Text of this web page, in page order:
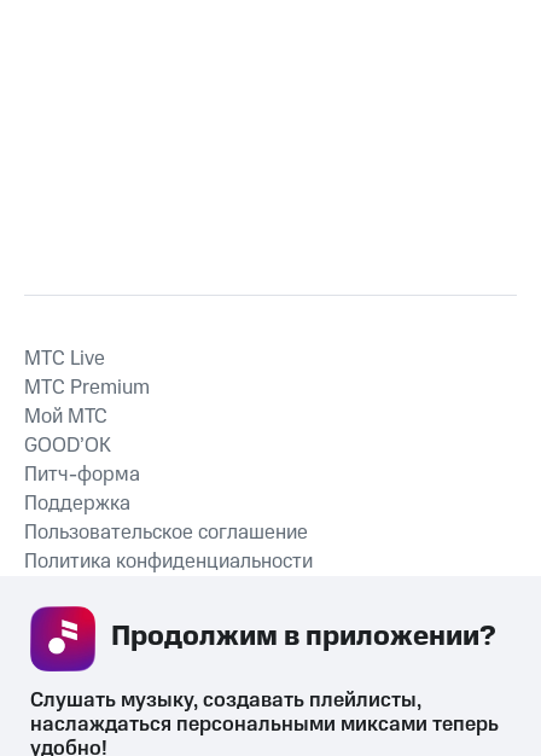
СКАЧАТЬ ПРИЛОЖЕНИЕ
MTС Live
MTС Premium
Мой МТС
GOOD’OK
Питч-форма
Поддержка
Пользовательское соглашение
Политика конфиденциальности
Слушать музыку, создавать плейлисты,
наслаждаться персональными миксами теперь
удобно!